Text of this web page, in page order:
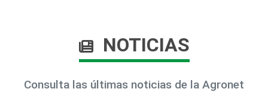
NOTICIAS
Consulta las últimas noticias de la Agronet